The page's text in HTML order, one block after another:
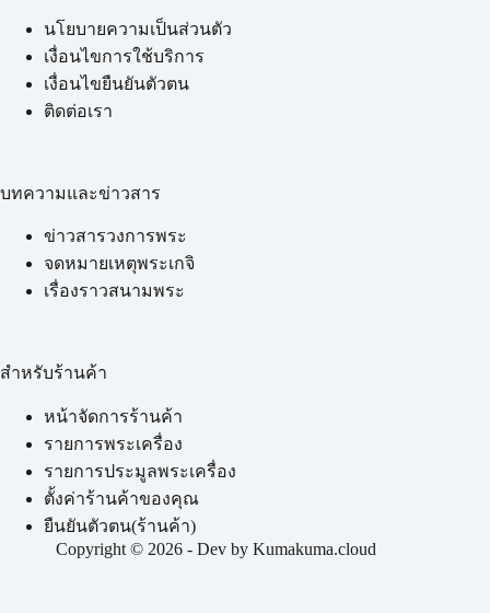
นโยบายความเป็นส่วนตัว
เงื่อนไขการใช้บริการ
เงื่อนไขยืนยันตัวตน
ติดต่อเรา
บทความและข่าวสาร
ข่าวสารวงการพระ
จดหมายเหตุพระเกจิ
เรื่องราวสนามพระ
สำหรับร้านค้า
หน้าจัดการร้านค้า
รายการพระเครื่อง
รายการประมูลพระเครื่อง
ตั้งค่าร้านค้าของคุณ
ยืนยันตัวตน(ร้านค้า)
Copyright © 2026 - Dev by Kumakuma.cloud